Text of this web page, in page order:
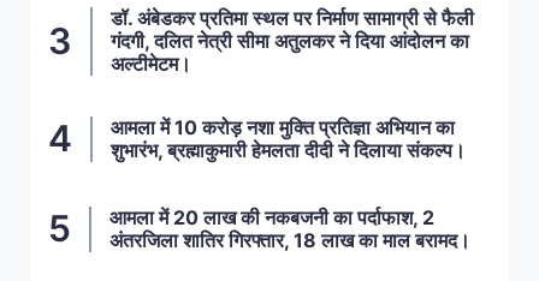
डॉ. अंबेडकर प्रतिमा स्थल पर निर्माण सामाग्री से फैली
गंदगी, दलित नेत्री सीमा अतुलकर ने दिया आंदोलन का
अल्टीमेटम।
आमला में 10 करोड़ नशा मुक्ति प्रतिज्ञा अभियान का
शुभारंभ, ब्रह्माकुमारी हेमलता दीदी ने दिलाया संकल्प।
आमला में 20 लाख की नकबजनी का पर्दाफाश, 2
अंतरजिला शातिर गिरफ्तार, 18 लाख का माल बरामद।